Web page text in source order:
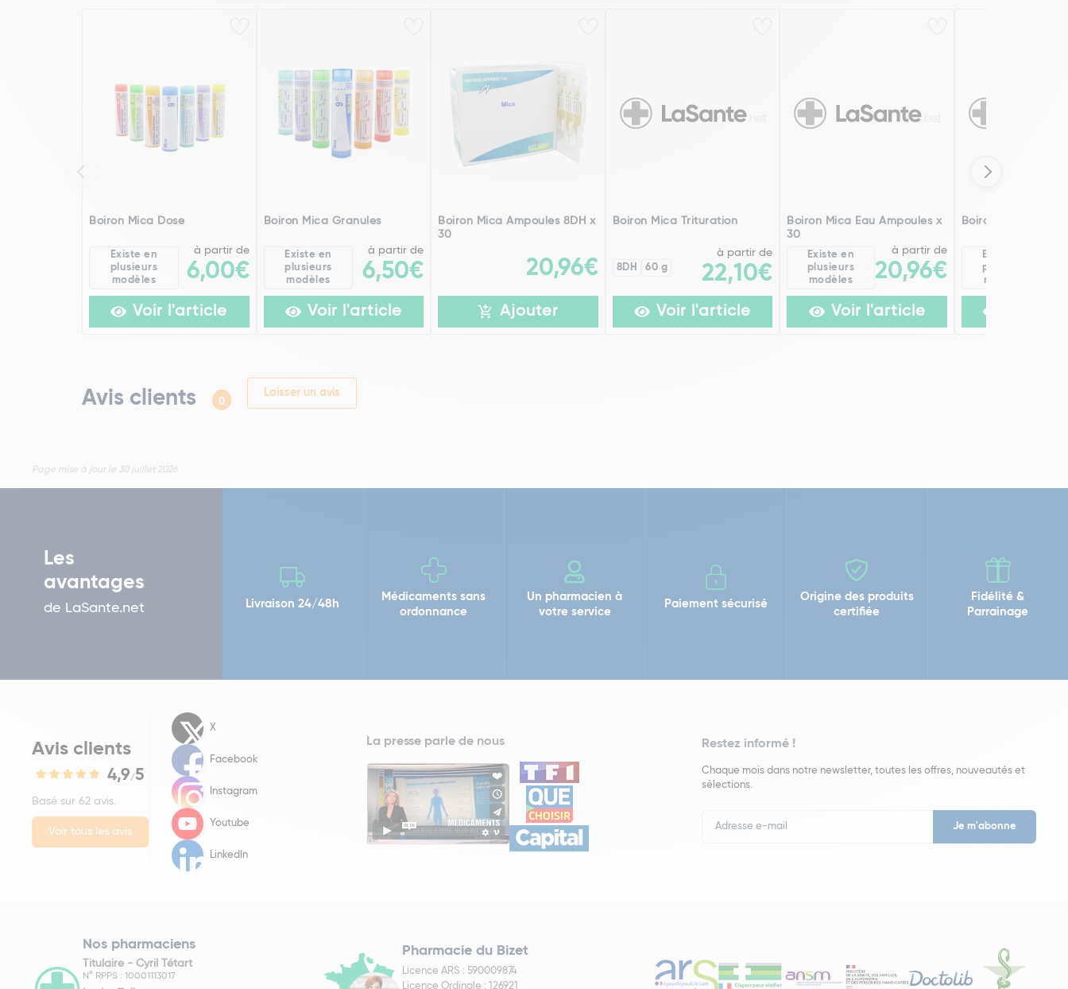
Boiron Mica Dose
Existe en
plusieurs
modèles
à partir de
6,00€
Voir l'article
Boiron Mica Granules
Existe en
plusieurs
modèles
à partir de
6,50€
Voir l'article
Boiron Mica Ampoules 8DH x
30
20,96€
Ajouter
Boiron Mica Trituration
8DH 60 g
à partir de
22,10€
Voir l'article
Boiron Mica Eau Ampoules x
30
Existe en
plusieurs
modèles
à partir de
20,96€
Voir l'article
Boiron Mica
Existe en
plusieurs
modèles
Avis clients 0
Laisser un avis
Page mise à jour le 30 juillet 2026
Les
avantages
de LaSante.net Livraison 24/48h
Médicaments sans
ordonnance
Un pharmacien à
votre service
Paiement sécurisé
Origine des produits
certifiée
Fidélité &
Parrainage
Avis clients
4,9/5
Basé sur 62 avis.
Voir tous les avis
X
Facebook
Instagram
Youtube
LinkedIn
La presse parle de nous Restez informé !
Chaque mois dans notre newsletter, toutes les offres, nouveautés et
sélections.
Newsletter
Nos pharmaciens
Titulaire - Cyril Tétart
N° RPPS : 10001113017
Pharmacie du Bizet
Licence ARS : 590009874
Licence Ordinale : 126921